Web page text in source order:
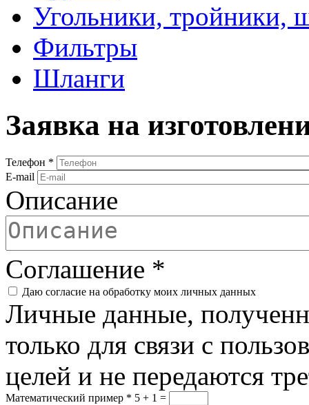
Угольники, тройники,
Фильтры
Шланги
Заявка на
Телефон *
E-mail
Описание
Соглашение *
Даю согласие на обработку моих личных данных
Личные данные,
только для связи с
целей и не передаются
Математический пример * 5 + 1 =